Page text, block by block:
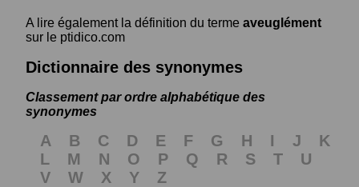
A lire également la définition du terme aveuglément
sur le ptidico.com
Dictionnaire des synonymes
Classement par ordre alphabétique des
synonymes
A B C D E F G H I J
K
L
M N O P Q R S T
U
V
W X Y
Z